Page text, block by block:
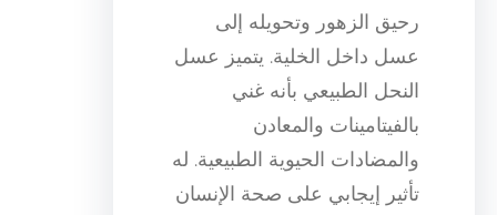
رحيق الزهور وتحويله إلى
عسل داخل الخلية. يتميز عسل
النحل الطبيعي بأنه غني
بالفيتامينات والمعادن
والمضادات الحيوية الطبيعية. له
تأثير إيجابي على صحة الإنسان